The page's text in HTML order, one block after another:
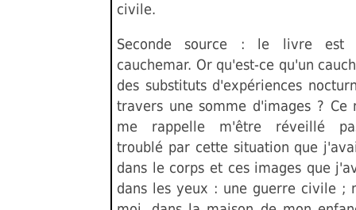
civile.
Seconde source : le livre est
cauchemar. Or qu'est-ce qu'un
des substituts d'expériences
travers une somme d'images ? Ce
me rappelle m'être réveillé
troublé par cette situation que
dans le corps et ces images que
dans les yeux : une guerre civile ;